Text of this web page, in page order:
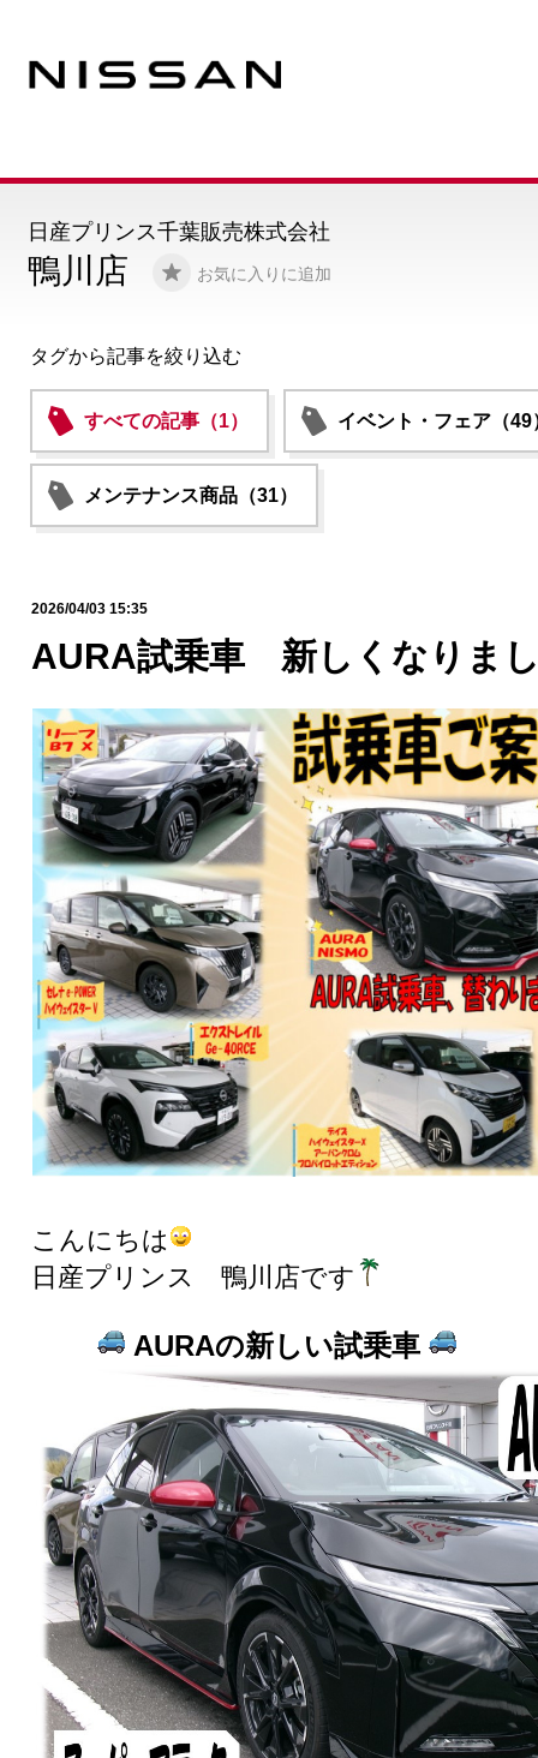
鴨川店 お気に入りに追加
日産プリンス千葉販売株式会社
タグから記事を絞り込む
すべての記事（1） イベント・フェア（49
メンテナンス商品（31）
2026/04/03 15:35
AURA試乗車 新しくなりま
こんにちは
日産プリンス 鴨川店です
AURAの新しい試乗車